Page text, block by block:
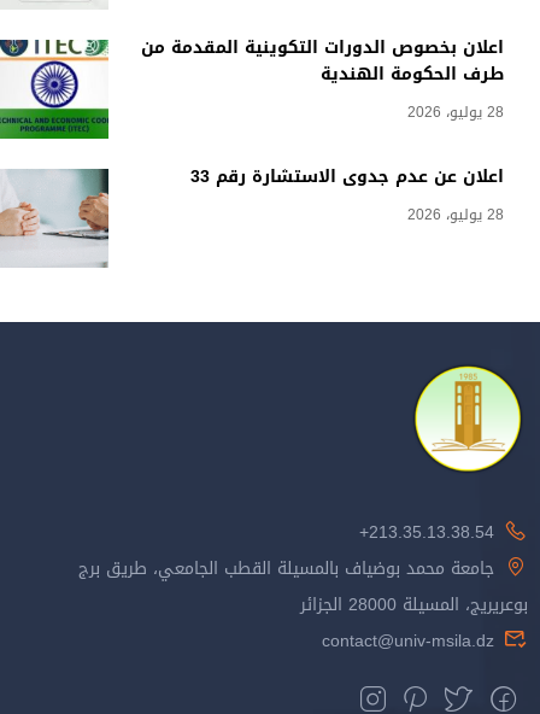
اعلان بخصوص الدورات التكوينية المقدمة من
طرف الحكومة الهندية
28 يوليو، 2026
اعلان عن عدم جدوى الاستشارة رقم 33
28 يوليو، 2026
213.35.13.38.54+
جامعة محمد بوضياف بالمسيلة القطب الجامعي، طريق برج
بوعريريج، المسيلة 28000 الجزائر
contact@univ-msila.dz